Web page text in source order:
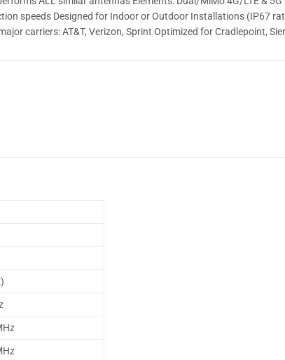
speeds Designed for Indoor or Outdoor Installations (IP67
carriers: AT&T, Verizon, Sprint Optimized for Cradlepoint,